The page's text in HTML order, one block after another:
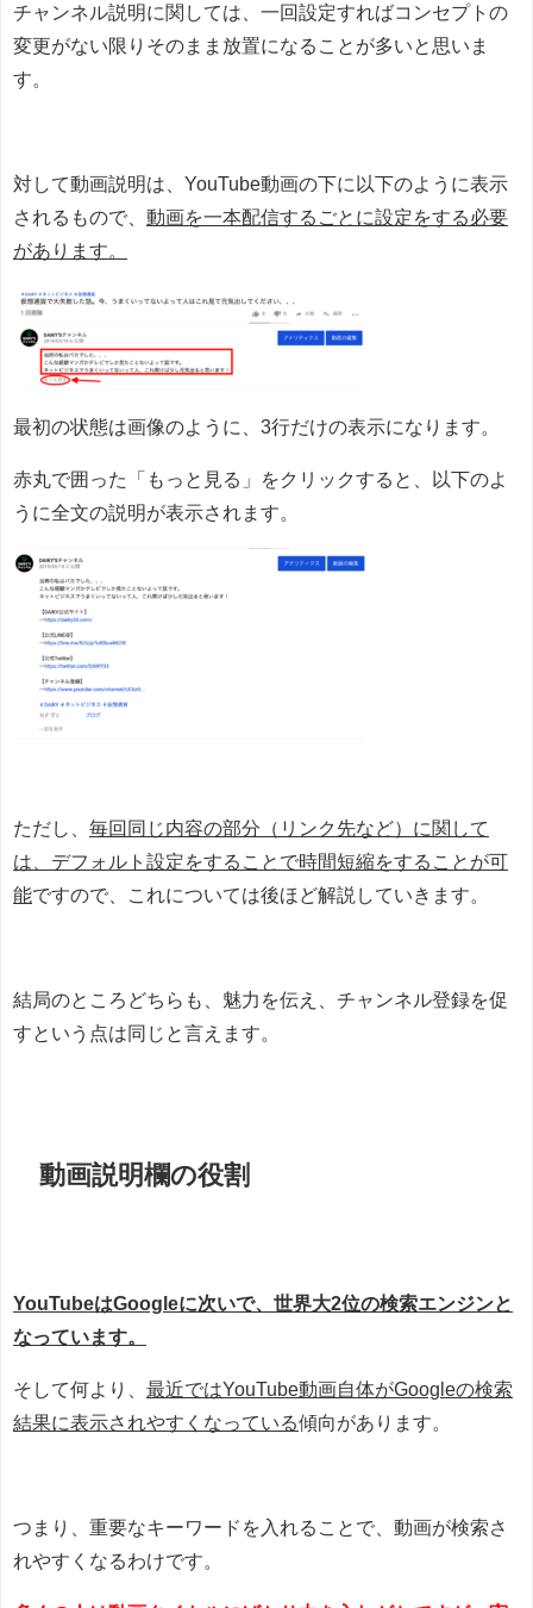
チャンネル説明に関しては、一回設定すればコンセプトの
変更がない限りそのまま放置になることが多いと思いま
す。
対して動画説明は、YouTube動画の下に以下のように表示
されるもので、 動画を一本配信するごとに設定をする必要
があります。
最初の状態は画像のように、3行だけの表示になります。
赤丸で囲った「もっと見る」をクリックすると、以下のよ
うに全文の説明が表示されます。
ただし、 毎回同じ内容の部分（リンク先など）に関して
は、デフォルト設定をすることで時間短縮をすることが可
能ですので、これについては後ほど解説していきます。
結局のところどちらも、魅力を伝え、チャンネル登録を促
すという点は同じと言えます。
動画説明欄の役割
YouTubeはGoogleに次いで、世界大2位の検索エンジンと
なっています。
そして何より、 最近ではYouTube動画自体がGoogleの検索
結果に表示されやすくなっている傾向があります。
つまり、重要なキーワードを入れることで、動画が検索さ
れやすくなるわけです。